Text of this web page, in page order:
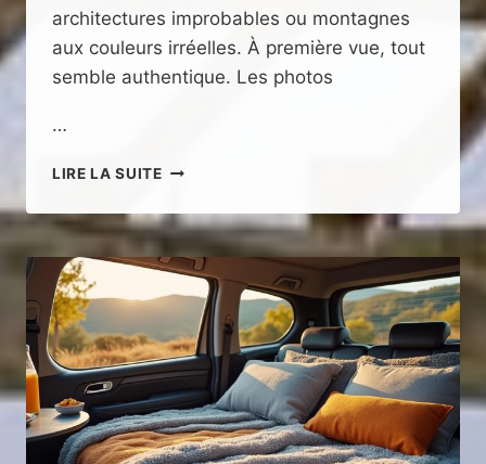
architectures improbables ou montagnes
aux couleurs irréelles. À première vue, tout
semble authentique. Les photos
…
LIRE LA SUITEDESTINATIONS
PAR
L’IA
:
FASCINATION,
DÉRIVES…
COMMENT
S’EN
PROTÉGER